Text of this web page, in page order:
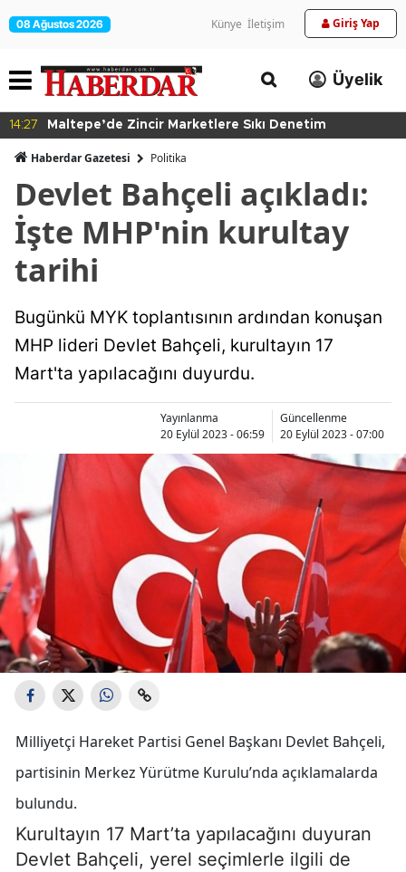
08 Ağustos 2026 Künye İletişim Giriş Yap
Üyelik
14:27 Maltepe’de Zincir Marketlere Sıkı Denetim
Haberdar Gazetesi Politika
Devlet Bahçeli açıkladı:
İşte MHP'nin kurultay
tarihi
Bugünkü MYK toplantısının ardından konuşan
MHP lideri Devlet Bahçeli, kurultayın 17
Mart'ta yapılacağını duyurdu.
Yayınlanma
20 Eylül 2023 - 06:59
Güncellenme
20 Eylül 2023 - 07:00
Milliyetçi Hareket Partisi Genel Başkanı Devlet Bahçeli,
partisinin Merkez Yürütme Kurulu’nda açıklamalarda
bulundu.
Kurultayın 17 Mart’ta yapılacağını duyuran
Devlet Bahçeli, yerel seçimlerle ilgili de